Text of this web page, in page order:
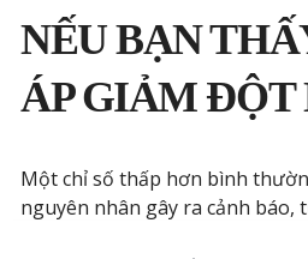
NẾU BẠN
ÁP GIẢM ĐỘT
Một chỉ số thấp hơn bình
nguyên nhân gây ra cảnh báo,
phải bất kỳ triệu chứng hoặc